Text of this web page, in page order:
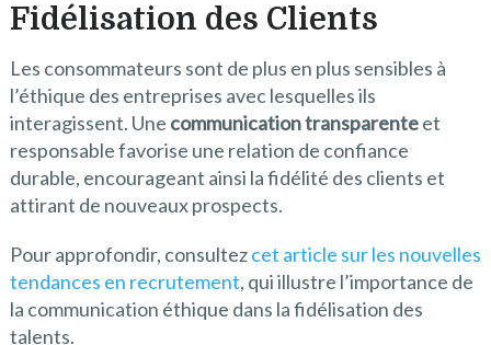
Fidélisation des Clients
Les consommateurs sont de plus en plus sensibles à
l’éthique des entreprises avec lesquelles ils
interagissent. Une communication transparenteet
responsable favorise une relation de confiance
durable, encourageant ainsi la fidélité des clients et
attirant de nouveaux prospects.
Pour approfondir, consultezcet article sur les nouvelles
tendances en recrutement, qui illustre l’importance de
la communication éthique dans la fidélisation des
talents.